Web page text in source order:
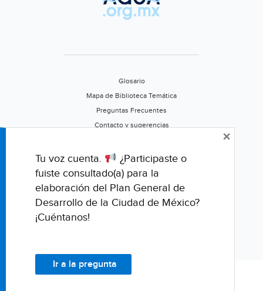
Glosario
Mapa de Biblioteca Temática
Preguntas Frecuentes
Contacto y sugerencias
Califica este portal
Tu voz cuenta.
¿Participaste o
fuiste consultado(a) para la
elaboración del Plan General de
Desarrollo de la Ciudad de México?
¡Cuéntanos!
Ir a la pregunta
×